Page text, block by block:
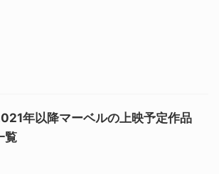
年以降マーベルの上映予定作品
覧